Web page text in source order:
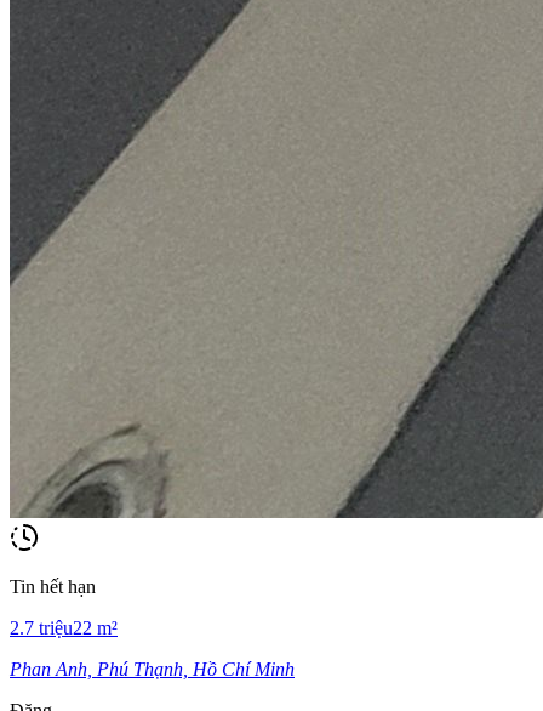
Tin hết hạn
2.7 triệu22 m²
Phan Anh, Phú Thạnh, Hồ Chí Minh